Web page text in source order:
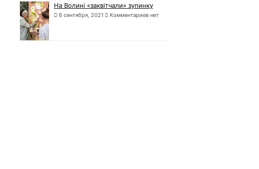
На Волині «заквітчали» зупинку
6 сентября, 2021 Комментариев нет